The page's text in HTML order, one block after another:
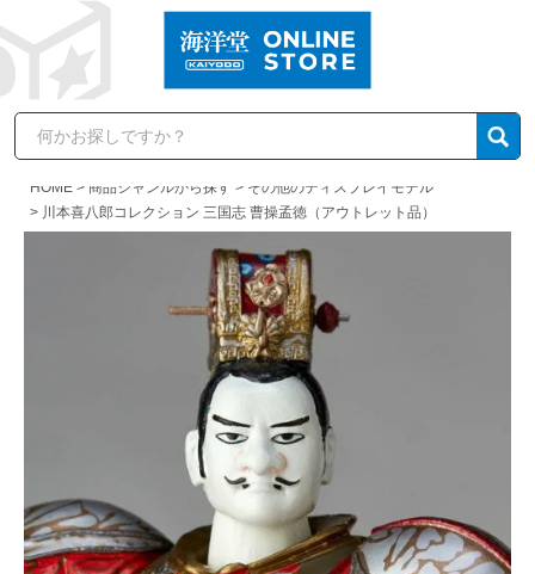
HOME 商品ジャンルから探す
その他のディスプレイモデル
川本喜八郎コレクション 三国志 曹操孟徳（アウトレット品）